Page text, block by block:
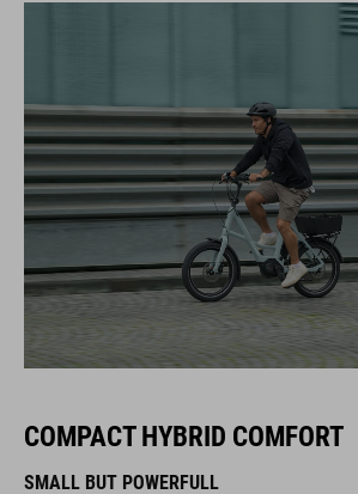
COMPACT HYBRID COMFORT
SMALL BUT POWERFULL